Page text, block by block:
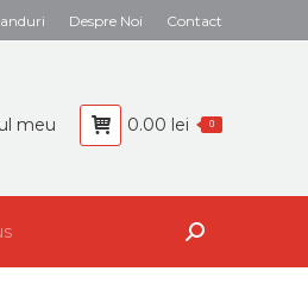
Despre Noi Contact
meu 0.00 lei 0
Search: